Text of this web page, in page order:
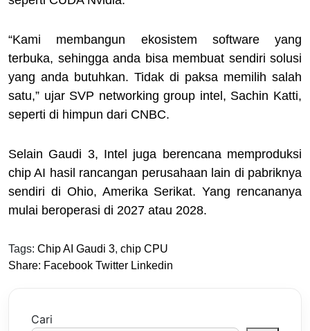
“Kami membangun ekosistem software yang
terbuka, sehingga anda bisa membuat sendiri solusi
yang anda butuhkan. Tidak di paksa memilih salah
satu,” ujar SVP networking group intel, Sachin Katti,
seperti di himpun dari CNBC.
Selain Gaudi 3, Intel juga berencana memproduksi
chip AI hasil rancangan perusahaan lain di pabriknya
sendiri di Ohio, Amerika Serikat. Yang rencananya
mulai beroperasi di 2027 atau 2028.
Tags: Chip AI Gaudi 3, chip CPU
Share: Facebook Twitter Linkedin
Cari